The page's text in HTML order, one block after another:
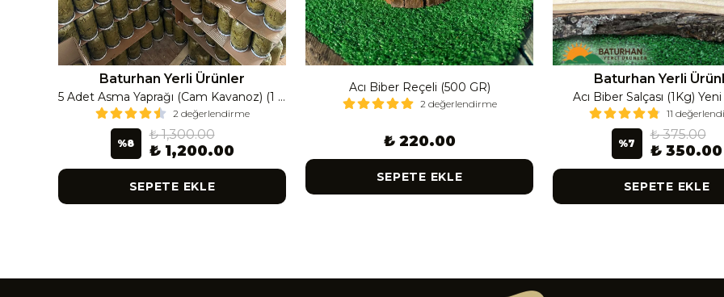
Baturhan Yerli Ürünler
5 Adet Asma Yaprağı (Cam Kavanoz) (1 Lt Cam Kavanoz 350-400 Gr) 350 G
2 değerlendirme
%8
₺ 1,300.00
₺ 1,200.00
SEPETE EKLE
Acı Biber Reçeli (500 GR)
2 değerlendirme
₺ 220.00
SEPETE EKLE
Baturhan Yerli
Acı Biber Salçası (1Kg)
11
%7
₺ 375.00
₺ 350.00
SEPETE EKLE